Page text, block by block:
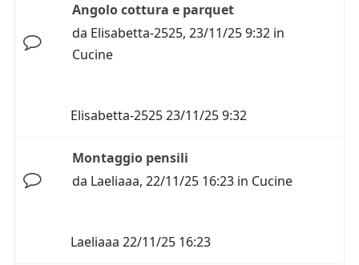
Angolo cottura e parquet
da Elisabetta-2525, 23/11/25 9:32 in
Cucine
Elisabetta-252523/11/25 9:32
Montaggio pensili
da Laeliaaa, 22/11/25 16:23 in Cucine
Laeliaaa 22/11/25 16:23